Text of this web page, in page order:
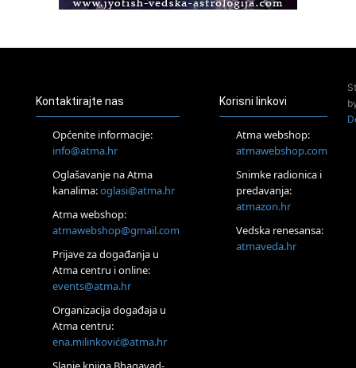
Access Energetski Facelift®
Tečaj Višeg Vodstva, razvijanja intuicije i Akaša zapisa
25.08.
Upisi u program Profesionalni hipnoterapeut — nova
generacija kreće 25.08. 2026.
Online
Visoko
Alemka Dauskardt – Jednodnevna radionica sistemskih
konstelacija
HOD PO ŽERAVICI – Seminar koji mijenja tijelo, duh i um
SoulFest – Festival glazbe, mudrosti i zajedništva
Radoboj
Kontaktirajte nas
Općenite informacije:
info@atma.hr
Oglašavanje na Atma
kanalima:oglasi@atma.hr
Atma webshop:
atmawebshop@gmail.com
Prijave za događanja u
Atma centru i online:
events@atma.hr
Organizacija događaja u
Atma centru:
ena.milinković@atma.hr
Korisni linkovi
Atma webshop:
atmawebshop.com
Snimke radionica i
predavanja:
atmazon.hr
Vedska renesansa:
atmaveda.hr